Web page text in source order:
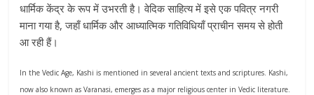
धार्मिक केंद्र के रूप में उभरती है। वेदिक साहित्य में इसे एक पवित्र नगरी
माना गया है, जहाँ धार्मिक और आध्यात्मिक गतिविधियाँ प्राचीन समय से होती
आ रही हैं।
In the Vedic Age, Kashi is mentioned in several ancient texts and scriptures. Kashi,
now also known as Varanasi, emerges as a major religious center in Vedic literature.